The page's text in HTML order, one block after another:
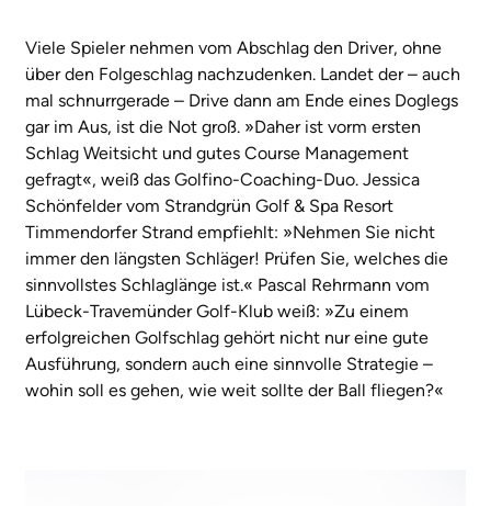
Viele Spieler nehmen vom Abschlag den Driver, ohne
über den Folgeschlag nachzudenken. Landet der – auch
mal schnurrgerade – Drive dann am Ende eines Doglegs
gar im Aus, ist die Not groß. »Daher ist vorm ersten
Schlag Weitsicht und gutes Course Management
gefragt«, weiß das Golfino-Coaching-Duo. Jessica
Schönfelder vom Strandgrün Golf & Spa Resort
Timmendorfer Strand empfiehlt: »Nehmen Sie nicht
immer den längsten Schläger! Prüfen Sie, welches die
sinnvollstes Schlaglänge ist.« Pascal Rehrmann vom
Lübeck-Travemünder Golf-Klub weiß: »Zu einem
erfolgreichen Golfschlag gehört nicht nur eine gute
Ausführung, sondern auch eine sinnvolle Strategie –
wohin soll es gehen, wie weit sollte der Ball fliegen?«